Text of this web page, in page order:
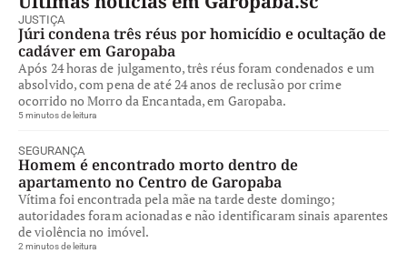
JUSTIÇA
Júri condena três réus por homicídio e ocultação de
cadáver em Garopaba
Após 24 horas de julgamento, três réus foram condenados e um
absolvido, com pena de até 24 anos de reclusão por crime
ocorrido no Morro da Encantada, em Garopaba.
5 minutos de leitura
SEGURANÇA
Homem é encontrado morto dentro de
apartamento no Centro de Garopaba
Vítima foi encontrada pela mãe na tarde deste domingo;
autoridades foram acionadas e não identificaram sinais aparentes
de violência no imóvel.
2 minutos de leitura